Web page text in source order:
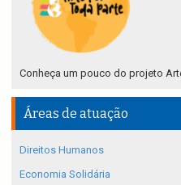
Conheça um pouco do projeto
Áreas de atuação
Direitos Humanos
Economia Solidária